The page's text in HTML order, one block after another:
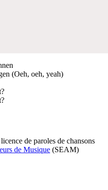
(Oeh, oeh, yeah)
de paroles de chansons
de Musique (SEAM)